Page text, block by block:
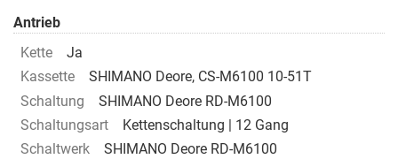
Antrieb
Kette
Ja
Kassette
SHIMANO Deore, CS-M6100 10-51T
Schaltung
SHIMANO Deore RD-M6100
Schaltungsart
Kettenschaltung | 12 Gang
Schaltwerk
SHIMANO Deore RD-M6100